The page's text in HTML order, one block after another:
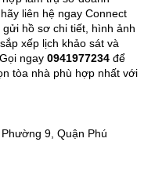
liên hệ ngay Connect
hồ sơ chi tiết, hình ảnh
xếp lịch khảo sát và
ngay 0941977234 để
tòa nhà phù hợp nhất với
9, Quận Phú